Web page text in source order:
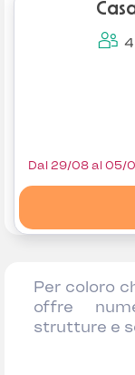
Dal 29/08 al 05/
Per coloro
offre
strutture e